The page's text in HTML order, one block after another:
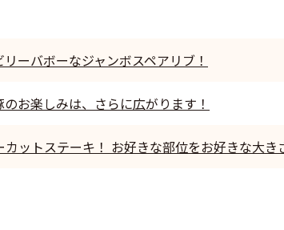
ーバボーなジャンボスペアリブ！
お楽しみは、さらに広がります！
ットステーキ！ お好きな部位をお好きな大き